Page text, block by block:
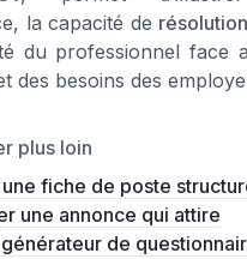
la capacité de
du professionnel face
des besoins des
plus loin
fiche de poste
une annonce qui attire
de